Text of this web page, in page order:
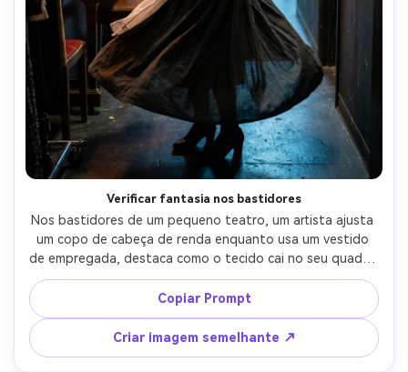
Verificar fantasia nos bastidores
Nos bastidores de um pequeno teatro, um artista ajusta
um copo de cabeça de renda enquanto usa um vestido
de empregada, destaca como o tecido cai no seu quadro
sob movimento e reviravoltas rápidas, derramamento de
palco quente misturado e luz fresca do corredor, 85mm
f/2, ângulo sincero de corpo inteiro, humor focado,
textura realista, alta resolução, sombras naturais, roupa
drapada naturalmente em seu quadro-AR 4:5
Copiar Prompt
Criar imagem semelhante ↗